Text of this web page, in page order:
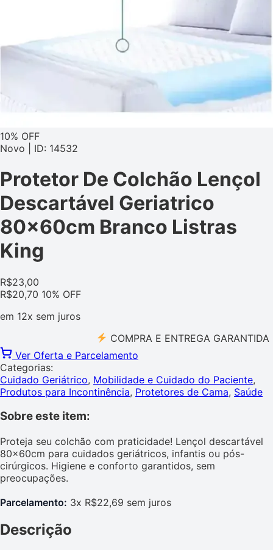
10% OFF
Novo | ID: 14532
Protetor De Colchão Lençol
Descartável Geriatrico
80x60cm Branco Listras
King
R$23,00
R$20,70 10% OFF
em 12x sem juros
COMPRA E ENTREGA GARANTIDA
Ver Oferta e Parcelamento
Categorias:
Cuidado Geriátrico, Mobilidade e Cuidado do Paciente,
Produtos para Incontinência, Protetores de Cama, Saúde
Sobre este item:
Proteja seu colchão com praticidade! Lençol descartável
80x60cm para cuidados geriátricos, infantis ou pós-
cirúrgicos. Higiene e conforto garantidos, sem
preocupações.
Parcelamento: 3x R$22,69 sem juros
Descrição